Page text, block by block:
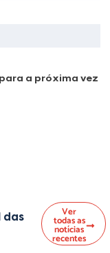
a próxima vez
das
Ver
todas as
notícias
recentes